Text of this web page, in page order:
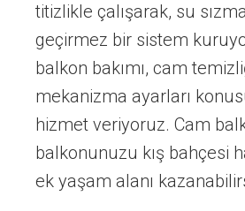
titizlikle çalışarak, su
geçirmez bir sistem
balkon bakımı, cam
mekanizma ayarları
hizmet veriyoruz. Cam
balkonunuzu kış bahçesi
ek yaşam alanı